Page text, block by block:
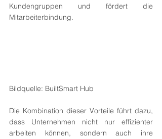
Kundengruppen und fördert die
Mitarbeiterbindung.
Bildquelle: BuiltSmart Hub
Die Kombination dieser Vorteile führt dazu,
dass Unternehmen nicht nur effizienter
arbeiten können, sondern auch ihre